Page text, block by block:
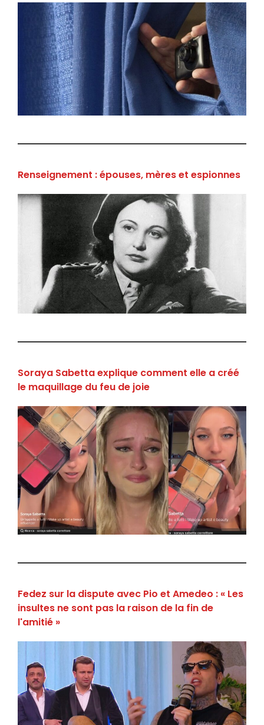
Renseignement : épouses, mères et espionnes
Soraya Sabetta explique comment elle a créé
le maquillage du feu de joie
Fedez sur la dispute avec Pio et Amedeo : « Les
insultes ne sont pas la raison de la fin de
l'amitié »